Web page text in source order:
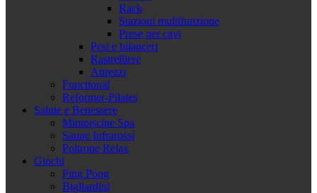
Rack
Stazioni multifunzione
Prese per cavi
Pesi e bilanceri
Rastrelliere
Attrezzi
Functional
Reformer-Pilates
Salute e Benessere
Minipiscine Spa
Saune Infrarossi
Poltrone Relax
Giochi
Ping Pong
Bigliardini